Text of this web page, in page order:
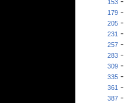
153
179-
205 -
231-
257-
283-
309 -
335-
361-
387 -